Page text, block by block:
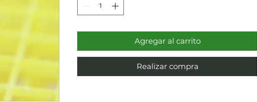
Agregar al carrito
Realizar compra